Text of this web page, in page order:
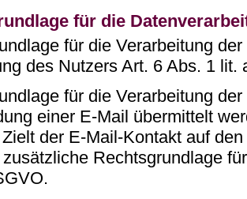
für die
für die Verarbeitung
des Nutzers Art. 6 Abs. 1 lit.
für die Verarbeitung
einer E-Mail übermittelt
der E-Mail-Kontakt auf
Rechtsgrundlage